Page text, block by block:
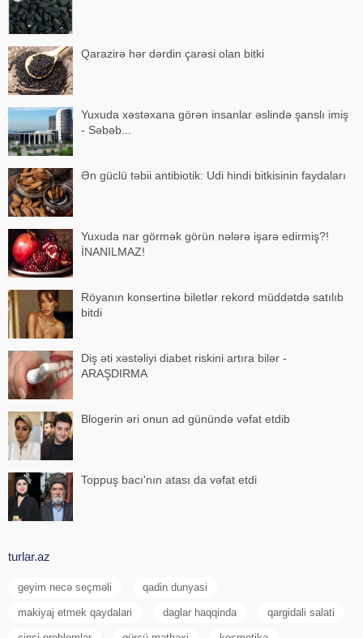
Qarazirə hər dərdin çarəsi olan bitki
Yuxuda xəstəxana görən insanlar əslində şanslı imiş
- Səbəb...
Ən güclü təbii antibiotik: Udi hindi bitkisinin faydaları
Yuxuda nar görmək görün nələrə işarə edirmiş?!
İNANILMAZ!
Röyanın konsertinə biletlər rekord müddətdə satılıb
bitdi
Diş əti xəstəliyi diabet riskini artıra bilər -
ARAŞDIRMA
Blogerin əri onun ad günündə vəfat etdib
Toppuş bacı'nın atası da vəfat etdi
turlar.az
geyim necə seçməli qadin dunyasi
makiyaj etmek qaydalari daglar haqqinda qargidali salati